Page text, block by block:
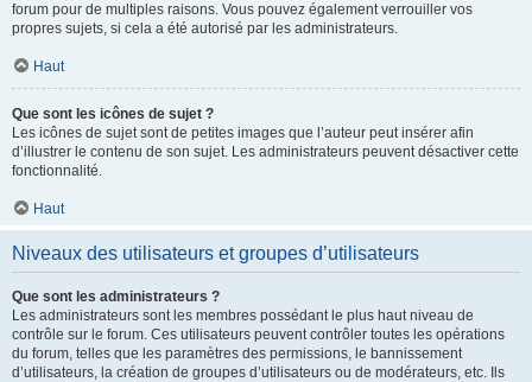
forum pour de multiples raisons. Vous pouvez également verrouiller vos
propres sujets, si cela a été autorisé par les administrateurs.
Haut
Que sont les icônes de sujet ?
Les icônes de sujet sont de petites images que l’auteur peut insérer afin
d’illustrer le contenu de son sujet. Les administrateurs peuvent désactiver cette
fonctionnalité.
Haut
Niveaux des utilisateurs et groupes d’utilisateurs
Que sont les administrateurs ?
Les administrateurs sont les membres possédant le plus haut niveau de
contrôle sur le forum. Ces utilisateurs peuvent contrôler toutes les opérations
du forum, telles que les paramètres des permissions, le bannissement
d’utilisateurs, la création de groupes d’utilisateurs ou de modérateurs, etc. Ils